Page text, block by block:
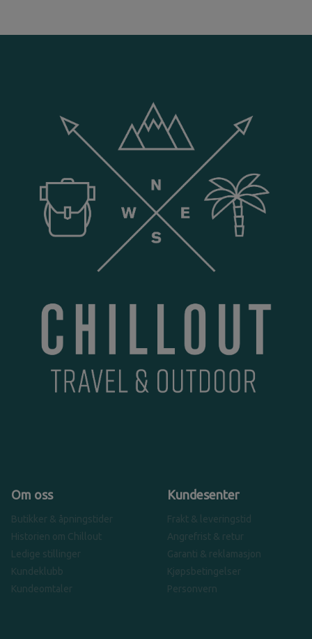
Om oss
Butikker & åpningstider
Historien om Chillout
Ledige stillinger
Kundeklubb
Kundeomtaler
Kundesenter
Frakt & leveringstid
Angrefrist & retur
Garanti & reklamasjon
Kjøpsbetingelser
Personvern